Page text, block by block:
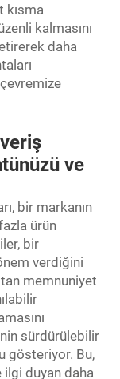
kısma
kalmasını
daha
ve
bir markanın
ürün
bir
verdiğini
memnuniyet
sürdürülebilir
gösteriyor. Bu,
duyan daha